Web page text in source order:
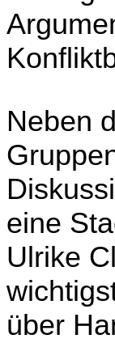
Neben
eine
Ulrike
über